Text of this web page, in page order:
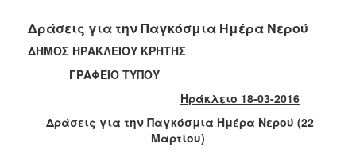
2021
2020
2019
2017
Δράσεις για την Παγκόσμια Ημέρα Νερού
ΔΗΜΟΣ ΗΡΑΚΛΕΙΟΥ ΚΡΗΤΗΣ
ΓΡΑΦΕΙΟ ΤΥΠΟΥ
Ηράκλειο 18-03-2016
Δράσεις για την Παγκόσμια Ημέρα Νερού (22
Μαρτίου)